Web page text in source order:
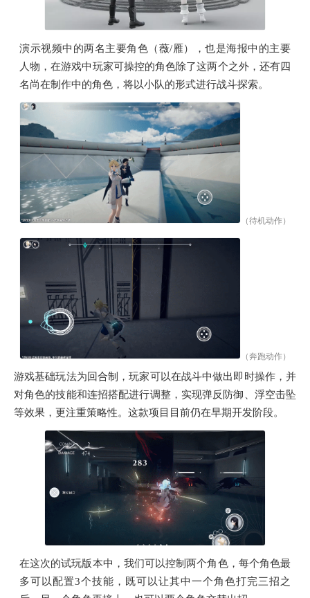
演示视频中的两名主要角色（薇/雁），也是海报中的主要
人物，在游戏中玩家可操控的角色除了这两个之外，还有四
名尚在制作中的角色，将以小队的形式进行战斗探索。
（待机动作）
（奔跑动作）
游戏基础玩法为回合制，玩家可以在战斗中做出即时操作，并
对角色的技能和连招搭配进行调整，实现弹反防御、浮空击坠
等效果，更注重策略性。这款项目目前仍在早期开发阶段。
在这次的试玩版本中，我们可以控制两个角色，每个角色最
多可以配置3个技能，既可以让其中一个角色打完三招之